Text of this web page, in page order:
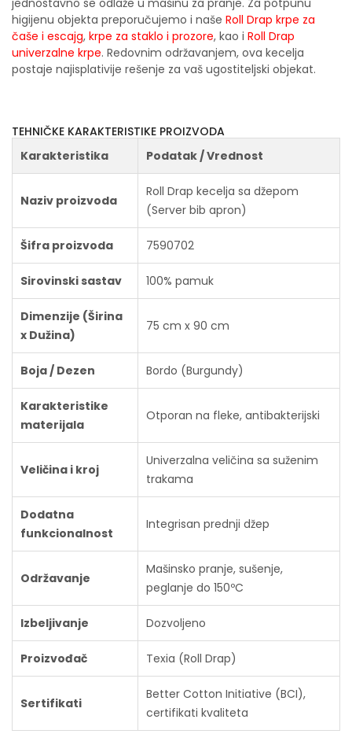
jednostavno se odlaže u mašinu za pranje. Za potpunu
higijenu objekta preporučujemo i naše Roll Drap krpe za
čaše i escajg, krpe za staklo i prozore, kao i Roll Drap
univerzalne krpe. Redovnim održavanjem, ova kecelja
postaje najisplativije rešenje za vaš ugostiteljski objekat.
TEHNIČKE KARAKTERISTIKE PROIZVODA
Karakteristika
Podatak / Vrednost
Naziv proizvoda
Roll Drap kecelja sa džepom
(Server bib apron)
Šifra proizvoda 7590702
Sirovinski sastav 100% pamuk
Dimenzije (Širina
x Dužina)
75 cm x 90 cm
Boja / Dezen Bordo (Burgundy)
Karakteristike
materijala
Otporan na fleke, antibakterijski
Veličina i kroj
Univerzalna veličina sa suženim
trakama
Dodatna
funkcionalnost
Integrisan prednji džep
Održavanje
Mašinsko pranje, sušenje,
peglanje do 150ºC
Izbeljivanje Dozvoljeno
Proizvođač Texia (Roll Drap)
Sertifikati
Better Cotton Initiative (BCI),
certifikati kvaliteta